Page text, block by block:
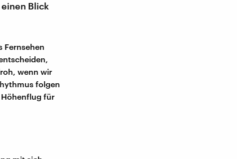
Blick
Fernsehen
wenn wir
folgen
Höhenflug für